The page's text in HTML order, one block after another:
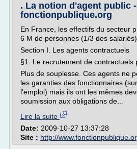
. La notion d'agent public -
fonctionpublique.org
En France, les effectifs du secteur
6 M de personnes (1/3 des salariés).
Section I. Les agents contractuels
§1. Le recrutement de contractuels
Plus de souplesse. Ces agents ne
les garanties des fonctionnaires
l'emploi) mais ils ont les mêmes
soumission aux obligations de...
Lire la suite
Date: 2009-10-27 13:37:28
Site : http://